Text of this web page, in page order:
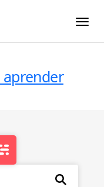
aprender